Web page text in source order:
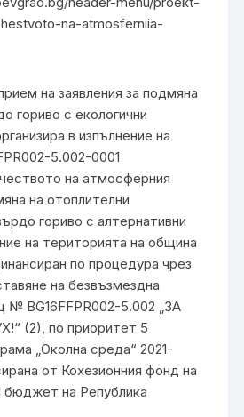
na-atmosferniia-
на заявления за подмяна
гориво с екологични
в изпълнение на
5.002-0001
на атмосферния
на отоплителни
гориво с алтернативни
на територията на община
по процедура чрез
на безвъзмездна
№ BG16FFPR002-5.002 „ЗА
(2), по приоритет 5
„Околна среда“ 2021-
от Кохезионния фонд на
бюджет на Република